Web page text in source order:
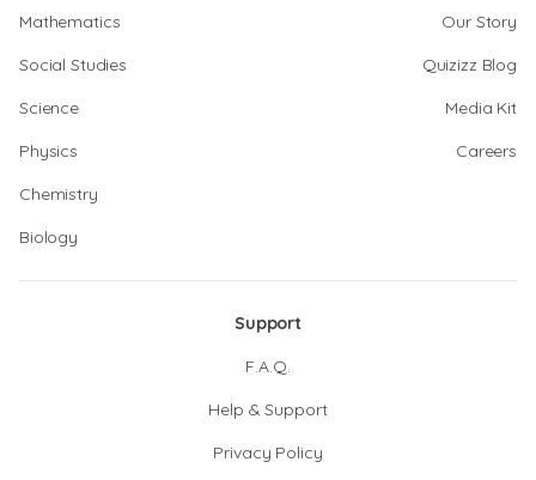
Mathematics
Social Studies
Science
Physics
Chemistry
Biology
Our Story
Quizizz Blog
Media Kit
Careers
Support
F.A.Q.
Help & Support
Privacy Policy